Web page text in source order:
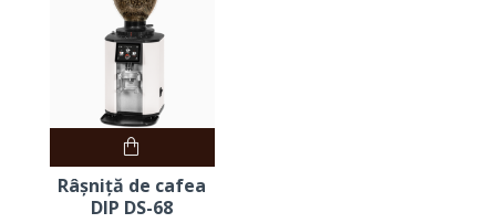
Râșniță de cafea
DIP DS-68